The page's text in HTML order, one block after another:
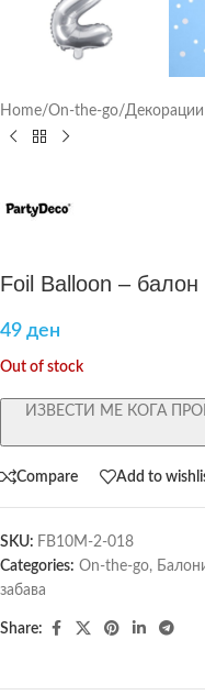
Home/On-the-go/Декорации
Foil Balloon –
49 ден
Out of stock
ИЗВЕСТИ МЕ КОГА
Compare Add to
SKU: FB10M-2-018
Categories: On-the-go,
забава
Share: